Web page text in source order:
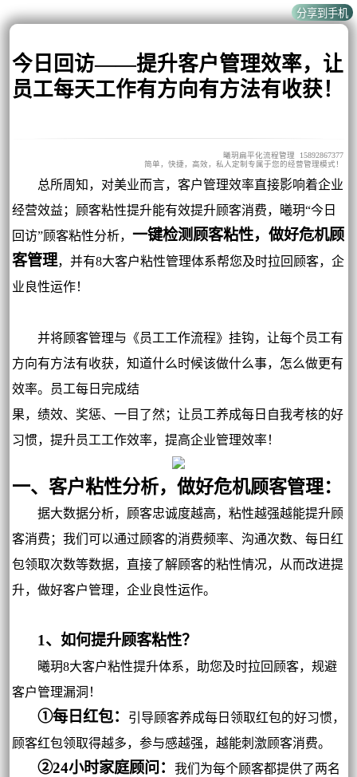
今日回访——提升客户管理效率，让
员工每天工作有方向有方法有收获！
曦玥扁平化流程管理 15892867377
简单，快捷，高效，私人定制专属于您的经营管理模式！
总所周知，对美业而言，客户管理效率直接影响着企业
经营效益；顾客粘性提升能有效提升顾客消费，曦玥“今日
回访”顾客粘性分析， 一键检测顾客粘性，做好危机顾
客管理，并有8大客户粘性管理体系帮您及时拉回顾客，企
业良性运作！
并将顾客管理与《员工工作流程》挂钩，让每个员工有
方向有方法有收获，知道什么时候该做什么事，怎么做更有
效率。员工每日完成结
果，绩效、奖惩、一目了然；让员工养成每日自我考核的好
习惯，提升员工工作效率，提高企业管理效率！
一、客户粘性分析，做好危机顾客管理：
据大数据分析，顾客忠诚度越高，粘性越强越能提升顾
客消费；我们可以通过顾客的消费频率、沟通次数、每日红
包领取次数等数据，直接了解顾客的粘性情况，从而改进提
升，做好客户管理，企业良性运作。
1、如何提升顾客粘性？
曦玥8大客户粘性提升体系，助您及时拉回顾客，规避
客户管理漏洞！
①每日红包：
引导顾客养成每日领取红包的好习惯，
顾客红包领取得越多，参与感越强，越能刺激顾客消费。
②24小时家庭顾问：
我们为每个顾客都提供了两名